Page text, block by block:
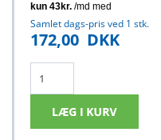
Samlet dags-pris ved 1 stk.
172,00 DKK